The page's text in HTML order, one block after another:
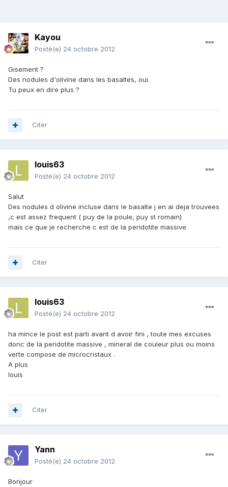
Kayou
Posté(e) 24 octobre 2012
Gisement ?
Des nodules d'olivine dans les basaltes, oui.
Tu peux en dire plus ?
Citer
louis63
Posté(e) 24 octobre 2012
Salut
Des nodules d olivine incluse dans le basalte j en ai deja trouvees
,c est assez frequent ( puy de la poule, puy st romain)
mais ce que je recherche c est de la peridotite massive
Citer
louis63
Posté(e) 24 octobre 2012
ha mince le post est parti avant d avoir fini , toute mes excuses
donc de la peridotite massive , mineral de couleur plus ou moins
verte compose de microcristaux .
A plus
louis
Citer
Yann
Posté(e) 24 octobre 2012
Bonjour